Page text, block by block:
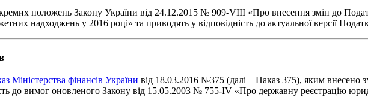
положень Закону України від 24.12.2015 № 909-VIII «Про внесення змін до
надходжень у 2016 році» та приводять у відповідність до актуальної версії
Міністерства фінансів України від 18.03.2016 №375 (далі – Наказ 375), яким внесено
до вимог оновленого Закону від 15.05.2003 № 755-IV «Про державну реєстрацію